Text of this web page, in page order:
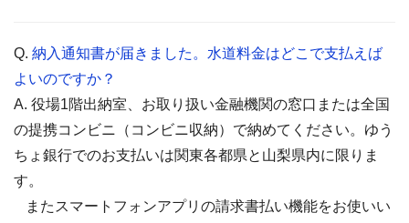
Q. 納入通知書が届きました。水道料金はどこで支払えば
よいのですか？
A. 役場1階出納室、お取り扱い金融機関の窓口または全国
の提携コンビニ（コンビニ収納）で納めてください。ゆう
ちょ銀行でのお支払いは関東各都県と山梨県内に限りま
す。
またスマートフォンアプリの請求書払い機能をお使いい